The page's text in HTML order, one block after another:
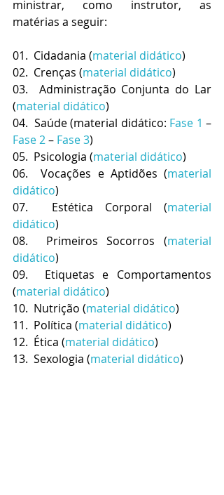
ministrar, como instrutor, as
matérias a seguir:
01.  Cidadania (material didático)
02.  Crenças (material didático)
03.  Administração Conjunta do Lar
(material didático)
04.  Saúde (material didático: Fase 1
Fase 2 – Fase 3)
05.  Psicologia (material didático)
06.  Vocações e Aptidões (material
didático)
07.  Estética Corporal (material
didático)
08.  Primeiros Socorros (material
didático)
09.  Etiquetas e Comportamentos
(material didático)
10.  Nutrição (material didático)
11.  Política (material didático)
12.  Ética (material didático)
13.  Sexologia (material didático)